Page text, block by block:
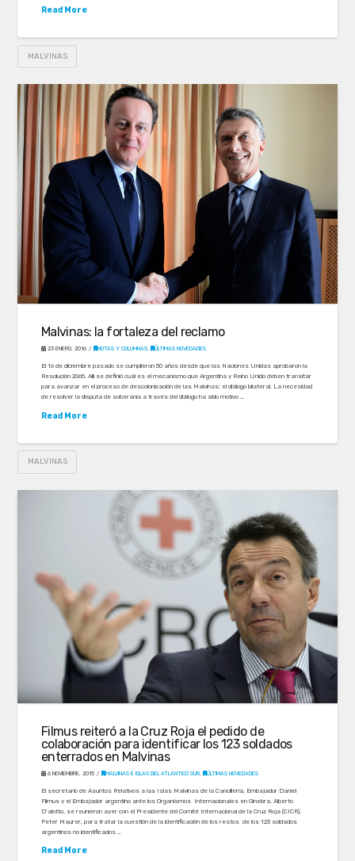
Read More
MALVINAS
Malvinas: la fortaleza del reclamo
23 ENERO, 2016 NOTAS Y COLUMNAS, ÚLTIMAS NOVEDADES
El 16 de diciembre pasado se cumplieron 50 años desde que las Naciones Unidas aprobaron la
Resolución 2065. Allí se definió cuál es el mecanismo que Argentina y Reino Unido deben transitar
para avanzar en el proceso de descolonización de las Malvinas: el diálogo bilateral. La necesidad
de resolver la disputa de soberanía a través del diálogo ha sido motivo …
Read More
MALVINAS
Filmus reiteró a la Cruz Roja el pedido de
colaboración para identificar los 123 soldados
enterrados en Malvinas
6 NOVIEMBRE, 2015 MALVINAS E ISLAS DEL ATLÁNTICO SUR, ÚLTIMAS NOVEDADES
El secretario de Asuntos Relativos a las Islas Malvinas de la Cancillería, Embajador Daniel
Filmus y el Embajador argentino ante los Organismos Internacionales en Ginebra, Alberto
D’alotto, se reunieron ayer con el Presidente del Comité Internacional de la Cruz Roja (CICR),
Peter Maurer, para tratar la cuestión de la identificación de los restos de los 123 soldados
argentinos no identificados …
Read More